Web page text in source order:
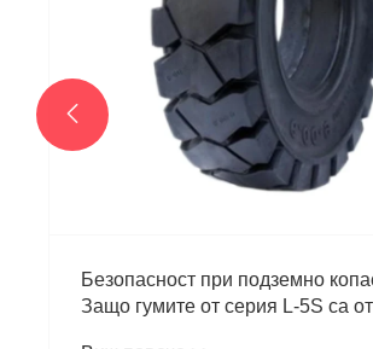
Безопасност при подземно
Защо гумите от серия L-5S са от
